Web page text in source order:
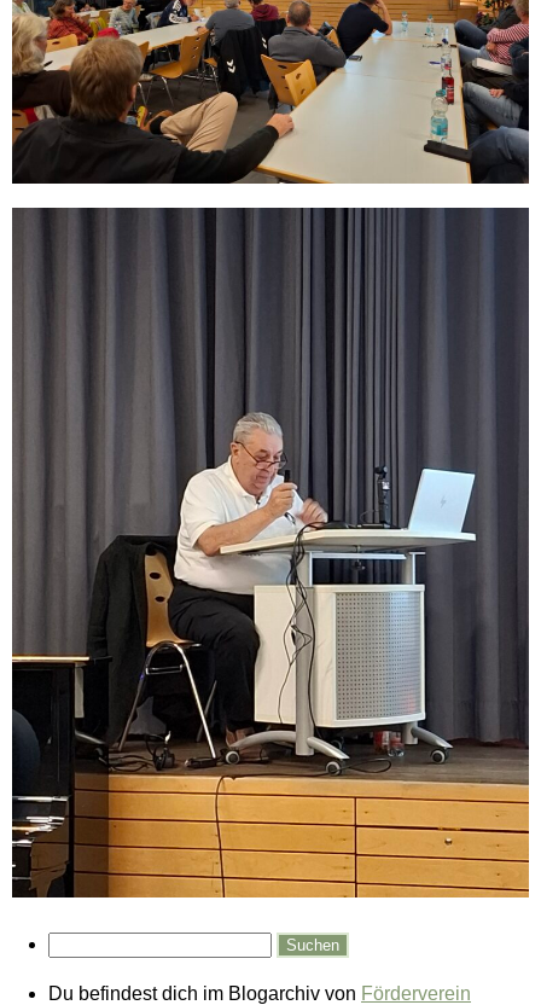
Du befindest dich im Blogarchiv von Förderverein